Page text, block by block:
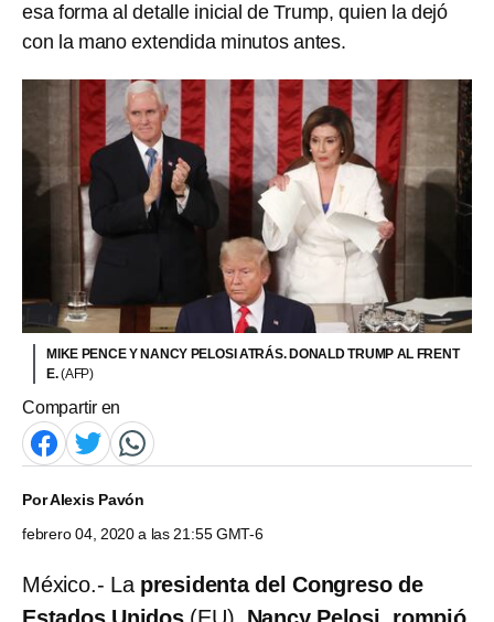
esa forma al detalle inicial de Trump, quien la dejó
con la mano extendida minutos antes.
MIKE PENCE Y NANCY PELOSI ATRÁS. DONALD TRUMP AL FRENT
E.(AFP)
Compartir en
PorAlexis Pavón
febrero 04, 2020 a las 21:55 GMT-6
México.- La presidenta del Congreso de